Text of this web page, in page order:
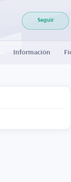
Seguir
Información